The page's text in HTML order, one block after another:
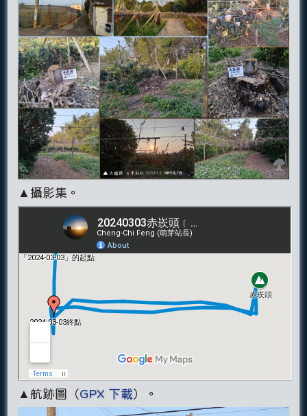
▲攝影集。
▲航跡圖（GPX 下載）。